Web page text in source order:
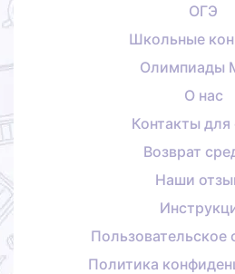
ОГЭ
Школьные
Олимпиады
О нас
Контакты для
Возврат
Наши
Пользовательское
Политика